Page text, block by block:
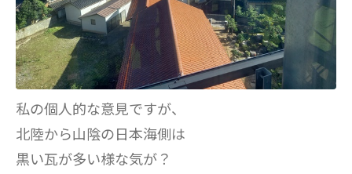
私の個人的な意見ですが、
北陸から山陰の日本海側は
黒い瓦が多い様な気が？